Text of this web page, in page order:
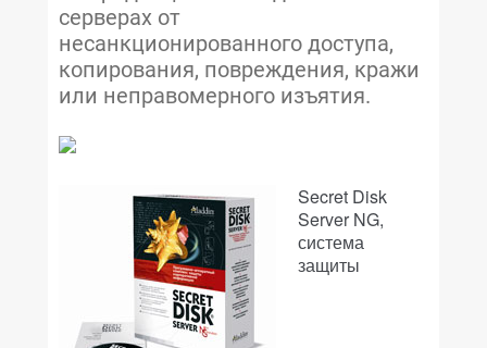
серверах от
несанкционированного доступа,
копирования, повреждения, кражи
или неправомерного изъятия.
Secret Disk
Server NG,
система
защиты